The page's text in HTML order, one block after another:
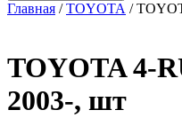
Главная /TOYOTA /
TOYOTA 4-
2003-, шт